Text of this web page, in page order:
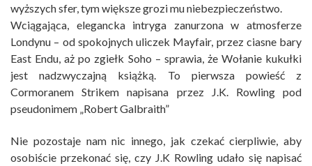
wyższych sfer, tym większe grozi mu niebezpieczeństwo.
Wciągająca, elegancka intryga zanurzona w atmosferze
Londynu – od spokojnych uliczek Mayfair, przez ciasne bary
East Endu, aż po zgiełk Soho – sprawia, że Wołanie kukułki
jest nadzwyczajną książką. To pierwsza powieść z
Cormoranem Strikem napisana przez J.K. Rowling pod
pseudonimem „Robert Galbraith”
Nie pozostaje nam nic innego, jak czekać cierpliwie, aby
osobiście przekonać się, czy J.K Rowling udało się napisać